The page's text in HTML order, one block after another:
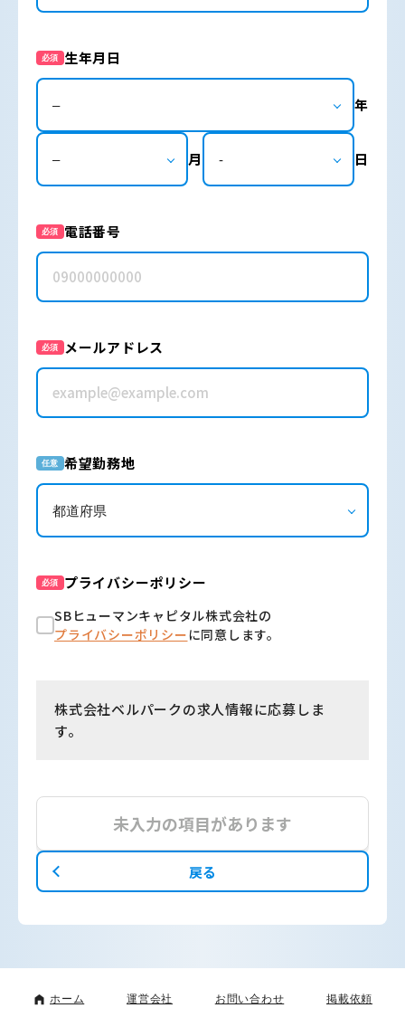
必須 生年月日
年
月 日
必須 電話番号
必須 メールアドレス
任意 希望勤務地
必須 プライバシーポリシー
SBヒューマンキャピタル株式会社の
プライバシーポリシーに同意します。
株式会社ベルパークの求人情報に応募しま
す。
未入力の項目があります
戻る
ホーム 運営会社 お問い合わせ 掲載依頼